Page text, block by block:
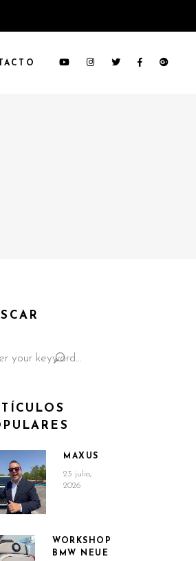
MAXUS
23 julio,
2026
WORKSHOP
BMW NEUE